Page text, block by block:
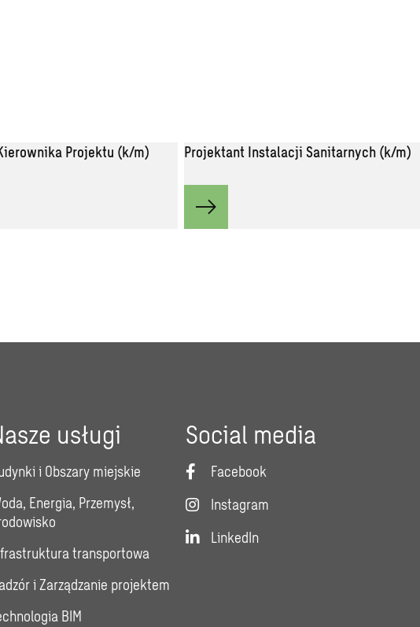
Projektu (k/m) Projektant Instalacji Sanitarnych (k/m)
usługi
i Obszary miejskie
Energia, Przemysł,
transportowa
i Zarządzanie projektem
BIM
Social media
Facebook
Instagram
LinkedIn